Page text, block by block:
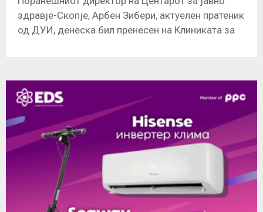
здравје-Скопје, Арбен Зибери, актуелен пратеник
од ДУИ, денеска бил пренесен на Клиниката за